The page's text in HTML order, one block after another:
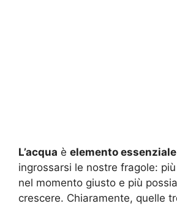
L’acqua è elemento essenziale
ingrossarsi le nostre fragole:
nel momento giusto e più
crescere. Chiaramente, quelle